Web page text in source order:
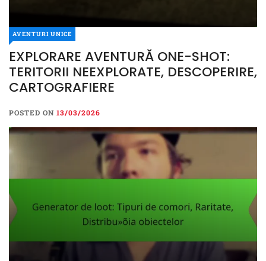
AVENTURI UNICE
EXPLORARE AVENTURĂ ONE-SHOT:
TERITORII NEEXPLORATE, DESCOPERIRE,
CARTOGRAFIERE
POSTED ON 13/03/2026